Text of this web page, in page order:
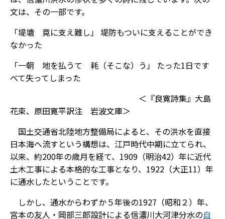
文は、その一部です。
「堤塘 竟に支え難し」 堤防もついに支えることができ
なかった
「一朝 地を払うて 耗（そこな）う」 たった1日です
べて失ってしまった
＜『良寛詩集』大島
花束、原田寛平訳注 岩波文庫＞
国土交通省北陸地方整備局によると、その洪水を直接
日本海へ流すという構想は、江戸時代中期に立てられ、
以来、約200年の歳月を経て、1909（明治42）年に近代
土木工事による本格的な工事となり、1922（大正11）年
に通水したということです。
しかし、通水からわずか５年後の1927（昭和２）年、
宮本の友人・岡部三郎設計による信濃川大河津分水の自